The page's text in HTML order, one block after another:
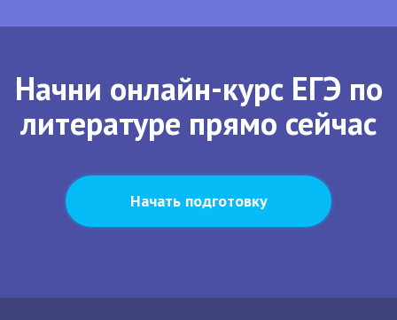
Начни онлайн-курс ЕГЭ по
литературе прямо сейчас
Начать подготовку